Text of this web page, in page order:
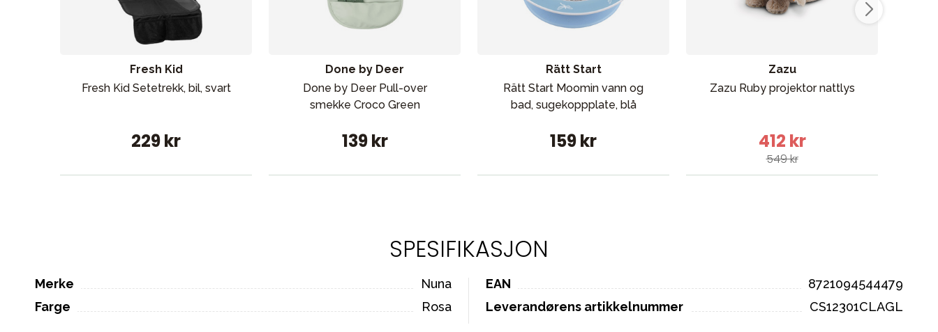
Fresh Kid
Fresh Kid Setetrekk, bil, svart
229 kr
Done by Deer
Done by Deer Pull-over
smekke Croco Green
139 kr
Rätt Start
Rätt Start Moomin vann og
bad, sugekoppplate, blå
159 kr
Zazu
Zazu Ruby projektor nattlys
412 kr
549 kr
SPESIFIKASJON
Merke
Nuna
Farge
Rosa
EAN
8721094544479
Leverandørens artikkelnummer
CS12301CLAGL